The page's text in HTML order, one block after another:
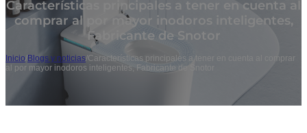
Características principales a tener en cuenta al
comprar al por mayor inodoros inteligentes,
Fabricante de Snotor
Inicio/Blogs y noticias/Características principales a tener en cuenta al comprar
al por mayor inodoros inteligentes, Fabricante de Snotor